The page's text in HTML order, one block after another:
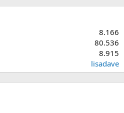
8.166
80.536
8.915
lisadave